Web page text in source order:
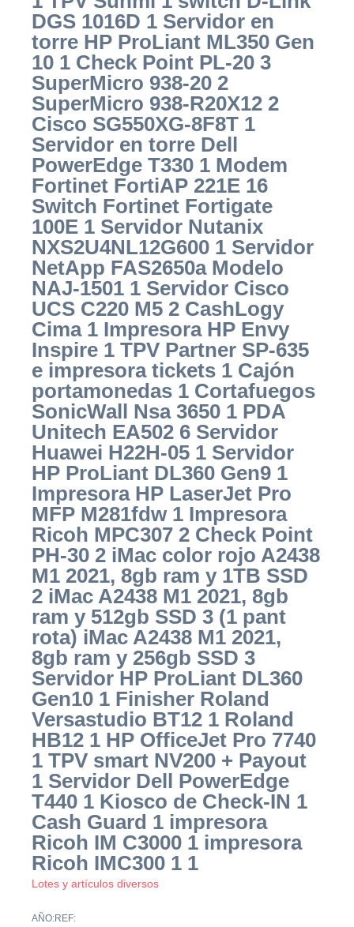
DGS 1016D 1 Servidor en
torre HP ProLiant ML350 Gen
10 1 Check Point PL-20 3
SuperMicro 938-20 2
SuperMicro 938-R20X12 2
Cisco SG550XG-8F8T 1
Servidor en torre Dell
PowerEdge T330 1 Modem
Fortinet FortiAP 221E 16
Switch Fortinet Fortigate
100E 1 Servidor Nutanix
NXS2U4NL12G600 1 Servidor
NetApp FAS2650a Modelo
NAJ-1501 1 Servidor Cisco
UCS C220 M5 2 CashLogy
Cima 1 Impresora HP Envy
Inspire 1 TPV Partner SP-635
e impresora tickets 1 Cajón
portamonedas 1 Cortafuegos
SonicWall Nsa 3650 1 PDA
Unitech EA502 6 Servidor
Huawei H22H-05 1 Servidor
HP ProLiant DL360 Gen9 1
Impresora HP LaserJet Pro
MFP M281fdw 1 Impresora
Ricoh MPC307 2 Check Point
PH-30 2 iMac color rojo A2438
M1 2021, 8gb ram y 1TB SSD
2 iMac A2438 M1 2021, 8gb
ram y 512gb SSD 3 (1 pant
rota) iMac A2438 M1 2021,
8gb ram y 256gb SSD 3
Servidor HP ProLiant DL360
Gen10 1 Finisher Roland
Versastudio BT12 1 Roland
HB12 1 HP OfficeJet Pro 7740
1 TPV smart NV200 + Payout
1 Servidor Dell PowerEdge
T440 1 Kiosco de Check-IN 1
Cash Guard 1 impresora
Ricoh IM C3000 1 impresora
Ricoh IMC300 1 1
Lotes y artículos diversos
AÑO:REF: